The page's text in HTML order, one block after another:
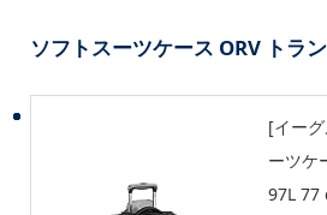
ソフトスーツケース ORV トラ
[イー
ーツケ
97L 77